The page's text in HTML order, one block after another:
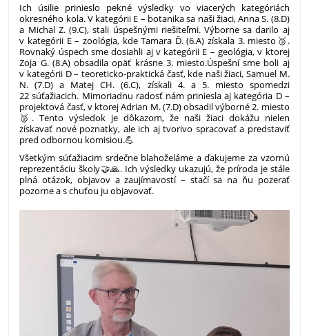
Ich úsilie prinieslo pekné výsledky vo viacerých kategóriách
okresného kola. V kategórii E – botanika sa naši žiaci, Anna S. (8.D)
a Michal Z. (9.C), stali úspešnými riešiteľmi. Výborne sa darilo aj
v kategórii E – zoológia, kde Tamara Ď. (6.A) získala 3. miesto🥉.
Rovnaký úspech sme dosiahli aj v kategórii E – geológia, v ktorej
Zoja G. (8.A) obsadila opäť krásne 3. miesto.Úspešní sme boli aj
v kategórii D – teoreticko-praktická časť, kde naši žiaci, Samuel M.
N. (7.D) a Matej CH. (6.C), získali 4. a 5. miesto spomedzi
22 súťažiacich. Mimoriadnu radosť nám priniesla aj kategória D –
projektová časť, v ktorej Adrian M. (7.D) obsadil výborné 2. miesto
🥈. Tento výsledok je dôkazom, že naši žiaci dokážu nielen
získavať nové poznatky, ale ich aj tvorivo spracovať a predstaviť
pred odbornou komisiou.💪
Všetkým súťažiacim srdečne blahoželáme a ďakujeme za vzornú
reprezentáciu školy🤝🙏. Ich výsledky ukazujú, že príroda je stále
plná otázok, objavov a zaujímavostí – stačí sa na ňu pozerať
pozorne a s chuťou ju objavovať.